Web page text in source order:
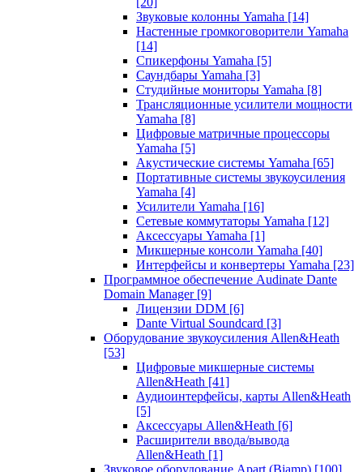
Звуковые колонны Yamaha [14]
Настенные громкоговорители Yamaha
[14]
Спикерфоны Yamaha [5]
Саундбары Yamaha [3]
Студийные мониторы Yamaha [8]
Трансляционные усилители мощности
Yamaha [8]
Цифровые матричные процессоры
Yamaha [5]
Акустические системы Yamaha [65]
Портативные системы звукоусиления
Yamaha [4]
Усилители Yamaha [16]
Сетевые коммутаторы Yamaha [12]
Аксессуары Yamaha [1]
Микшерные консоли Yamaha [40]
Интерфейсы и конвертеры Yamaha [23]
Программное обеспечение Audinate Dante
Domain Manager [9]
Лицензии DDM [6]
Dante Virtual Soundcard [3]
Оборудование звукоусиления Allen&Heath
[53]
Цифровые микшерные системы
Allen&Heath [41]
Аудиоинтерфейсы, карты Allen&Heath
[5]
Аксессуары Allen&Heath [6]
Расширители ввода/вывода
Allen&Heath [1]
Звуковое оборудование Apart (Biamp) [100]